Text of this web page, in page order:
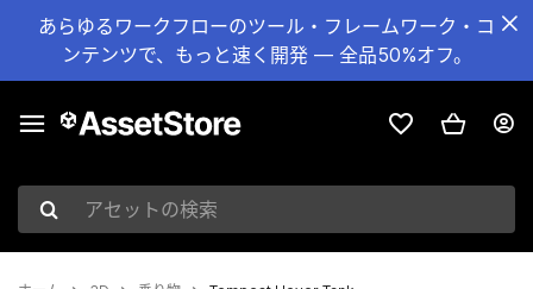
あらゆるワークフローのツール・フレームワーク・コ
ンテンツで、もっと速く開発 — 全品50%オフ。
アセットの検索